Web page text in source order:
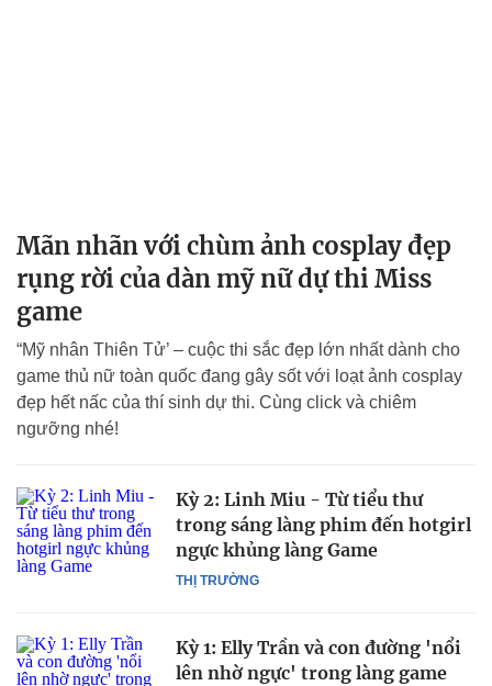
Mãn nhãn với chùm ảnh cosplay đẹp
rụng rời của dàn mỹ nữ dự thi Miss
game
“Mỹ nhân Thiên Tử’ – cuộc thi sắc đẹp lớn nhất dành cho
game thủ nữ toàn quốc đang gây sốt với loạt ảnh cosplay
đẹp hết nấc của thí sinh dự thi. Cùng click và chiêm
ngưỡng nhé!
THỊ TRƯỜNG
Kỳ 2: Linh Miu - Từ tiểu thư
trong sáng làng phim đến hotgirl
ngực khủng làng Game
Kỳ 1: Elly Trần và con đường 'nổi
lên nhờ ngực' trong làng game